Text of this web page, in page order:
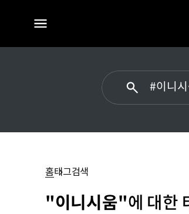
전체
홈태그검색
"이니시움"에 대한